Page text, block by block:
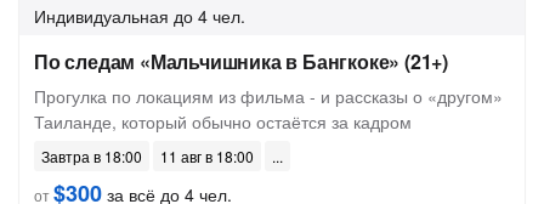
Индивидуальная до 4 чел.
По следам «Мальчишника в Бангкоке» (21+)
Прогулка по локациям из фильма - и рассказы о «другом»
Таиланде, который обычно остаётся за кадром
Завтра в 18:00
11 авг в 18:00
от$300 за всё до 4 чел.